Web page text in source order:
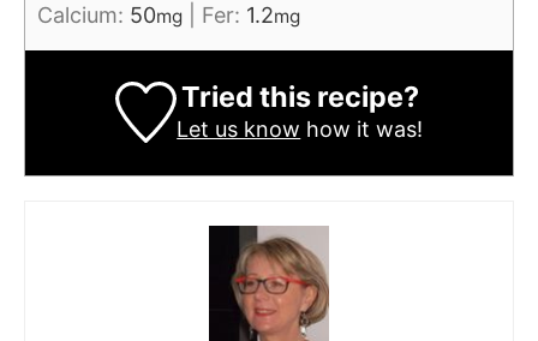
Calcium: 50mg Fer: 1.2mg
Tried this recipe?
Let us know how it was!